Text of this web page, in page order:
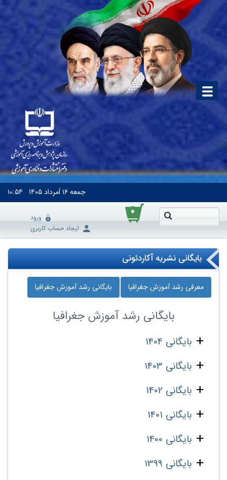
جمعه۱۶ اَمرداد ۱۴۰۵ ۱۰:۵۴
۰
ورود
ایجاد حساب کاربری
بایگانی نشریه آکاردئونی
معرفی رشد آموزش جغرافیا بایگانی رشد آموزش جغرافیا
بایگانی رشد آموزش جغرافیا
بایگانی 1404
بایگانی 1403
بایگانی 1402
بایگانی 1401
بایگانی 1400
بایگانی 1399